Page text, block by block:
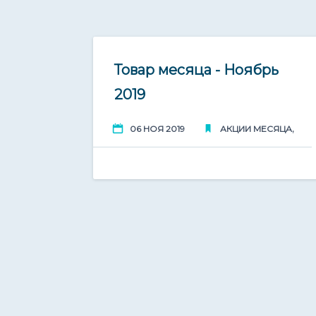
06
Ноя 2019
Товар месяца - Ноябрь
2019
06 НОЯ 2019 АКЦИИ МЕСЯЦА,